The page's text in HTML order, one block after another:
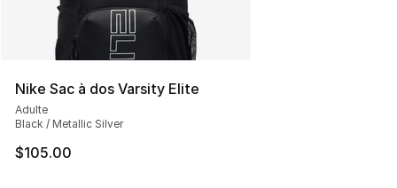
Nike Sac à dos Varsity Elite
Adulte
Black / Metallic Silver
$105.00